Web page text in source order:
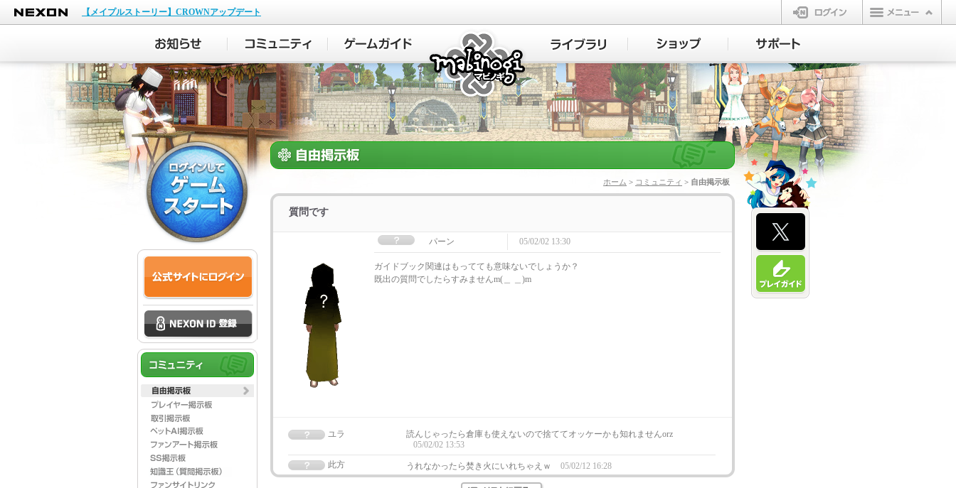
NEXON
【メイプルストーリー】CROWNアップデート
ログイン
マビノギ
ホーム > コミュニティ > 自由掲示板
質問です
パーン 05/02/02 13:30
ガイドブック関連はもってても意味ないでしょうか？
既出の質問でしたらすみませんm(＿ ＿)m
ユラ
読んじゃったら倉庫も使えないので捨ててオッケーかも知れませんorz
05/02/02 13:53
此方
うれなかったら焚き火にいれちゃえｗ 05/02/12 16:28